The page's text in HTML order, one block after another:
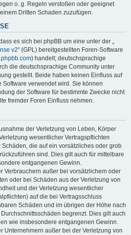
o. g. Regeln verstoßen oder geeignet
Dritten Schaden zuzufügen.
es sich bei phpBB um eine unter der „
v2“ (GPL) bereitgestellten Foren-Software
) handelt; deutschsprachige
die deutschsprachige Community unter
gestellt. Beide haben keinen Einfluss auf
Software verwendet wird. Sie können
der Software für bestimmte Zwecke nicht
fremder Foren Einfluss nehmen.
der Verletzung von Leben, Körper
wesentlicher Vertragspflichten
die auf ein vorsätzliches oder grob
sind. Dies gilt auch für mittelbare
entgangenen Gewinn.
Verbrauchern außer bei vorsätzlichem oder
oder bei Schäden aus der Verletzung von
und der Verletzung wesentlicher
auf die bei Vertragsschluss
Schäden und im übrigen der Höhe nach
begrenzt. Dies gilt auch
wie insbesondere entgangenen Gewinn.
Unternehmern außer bei der Verletzung von